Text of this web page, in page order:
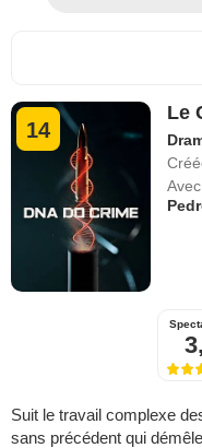
14
Le
Avec
Suit le travail complexe
sans précédent qui